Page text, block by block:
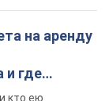
на аренду
и где
кто ею